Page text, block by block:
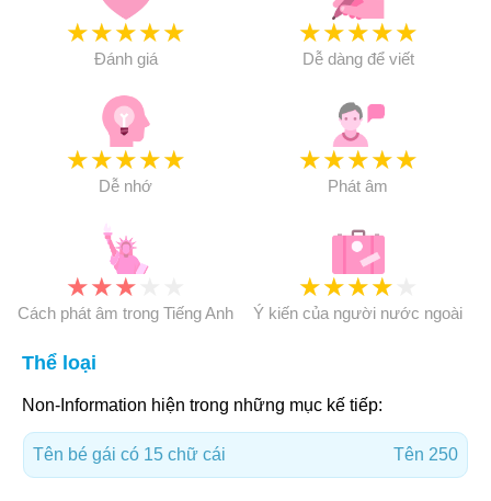
★★★★★
Đánh giá
★★★★★
Dễ dàng để viết
★★★★★
Dễ nhớ
★★★★★
Phát âm
★★★
Cách phát âm trong Tiếng Anh
★★★★
Ý kiến của người nước ngoài
Thể loại
Non-Information hiện trong những mục kế tiếp:
Tên bé gái có 15 chữ cái Tên 250